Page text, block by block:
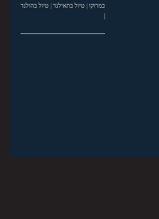
במרוקו| טיול בתאילנד| טיול בהולנד